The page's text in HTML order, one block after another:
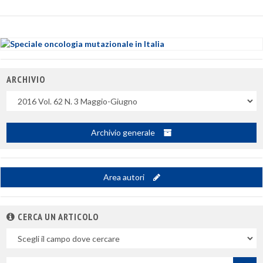
ARCHIVIO
Archivio generale
Area autori
CERCA UN ARTICOLO
campo